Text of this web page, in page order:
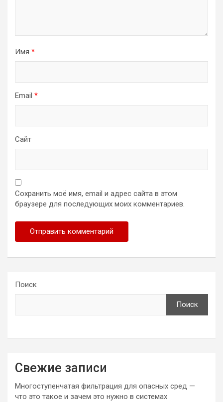
Имя *
Email *
Сайт
Сохранить моё имя, email и адрес сайта в этом
браузере для последующих моих комментариев.
Поиск
Поиск
Свежие записи
Многоступенчатая фильтрация для опасных сред —
что это такое и зачем это нужно в системах